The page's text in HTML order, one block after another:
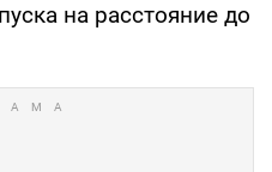
на расстояние до